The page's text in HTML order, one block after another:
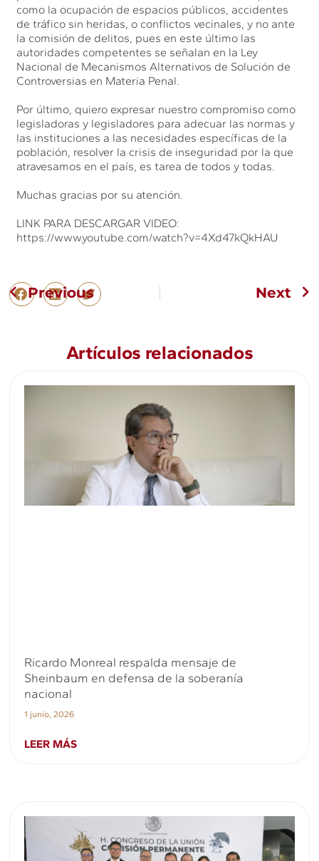
como la ocupación de espacios públicos, accidentes
de tráfico sin heridas, o conflictos vecinales, y no ante
la comisión de delitos, pues en este último las
autoridades competentes se señalan en la Ley
Nacional de Mecanismos Alternativos de Solución de
Controversias en Materia Penal.
Por último, quiero expresar nuestro compromiso como
legisladoras y legisladores para adecuar las normas y
las instituciones a las necesidades específicas de la
población, resolver la crisis de inseguridad por la que
atravesamos en el país, es tarea de todos y todas.
Muchas gracias por su atención.
LINK PARA DESCARGAR VIDEO:
https://www.youtube.com/watch?v=4Xd47kQkHAU
Previous Next
Artículos relacionados
Ricardo Monreal respalda mensaje de
Sheinbaum en defensa de la soberanía
nacional
1 junio, 2026
LEER MÁS